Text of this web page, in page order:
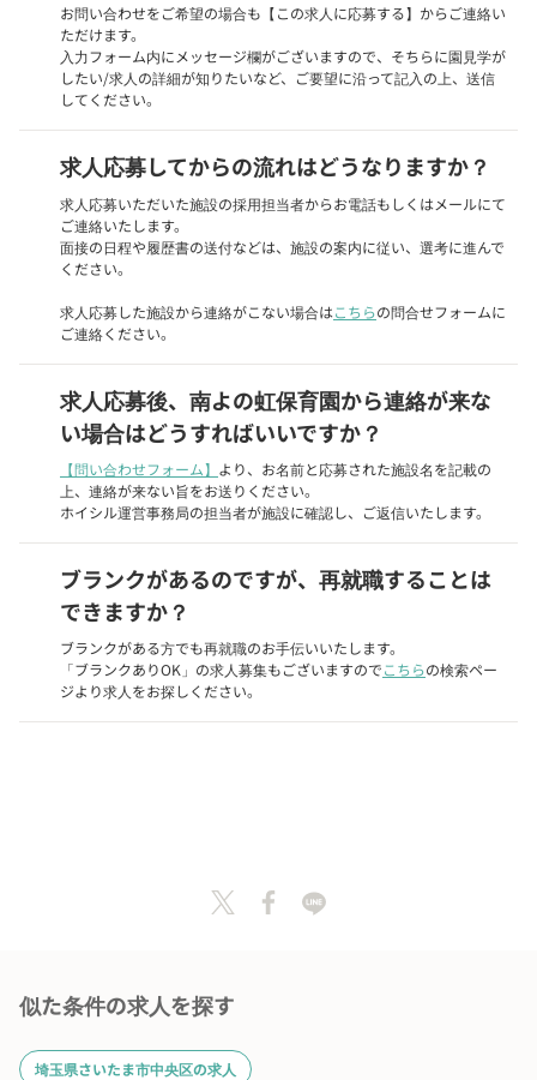
お問い合わせをご希望の場合も【この求人に応募する】からご連絡い
ただけます。
入力フォーム内にメッセージ欄がございますので、そちらに園見学が
したい/求人の詳細が知りたいなど、ご要望に沿って記入の上、送信
してください。
求人応募してからの流れはどうなりますか？
求人応募いただいた施設の採用担当者からお電話もしくはメールにて
ご連絡いたします。
面接の日程や履歴書の送付などは、施設の案内に従い、選考に進んで
ください。
求人応募した施設から連絡がこない場合はこちらの問合せフォームに
ご連絡ください。
求人応募後、南よの虹保育園から連絡が来な
い場合はどうすればいいですか？
【問い合わせフォーム】 より、お名前と応募された施設名を記載の
上、連絡が来ない旨をお送りください。
ホイシル運営事務局の担当者が施設に確認し、ご返信いたします。
ブランクがあるのですが、再就職することは
できますか？
ブランクがある方でも再就職のお手伝いいたします。
「ブランクありOK」の求人募集もございますのでこちらの検索ペー
ジより求人をお探しください。
似た条件の求人を探す
埼玉県さいたま市中央区の求人